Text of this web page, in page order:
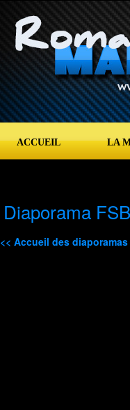
ACCUEIL LA
Diaporama
<< Accueil des diaporamas